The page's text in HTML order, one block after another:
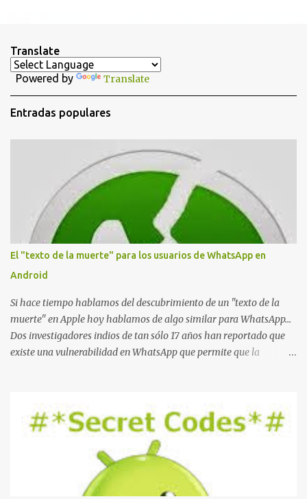
a
r
o
s
Translate
Powered by Translate
Entradas populares
El "texto de la muerte" para los usuarios de WhatsApp en
Android
Si hace tiempo hablamos del descubrimiento de un "texto de la
muerte" en Apple hoy hablamos de algo similar para WhatsApp...
Dos investigadores indios de tan sólo 17 años han reportado que
existe una vulnerabilidad en WhatsApp que permite que la
La vulnerabilidad ha sido probada y funciona correctamente en la
mayoría de las versiones de Android y de WhatsApp incluyendo la
2.11.431 y 2.11.432. Sin embargo todavía no se ha probado en iOS y
Windows no parece ser vulnerable. Esto podría provocar que se
extienda como una pesada broma la moda de bloquear WhatsApp
a otras personas, cuyo modo de recuperar el uso de la misma sería